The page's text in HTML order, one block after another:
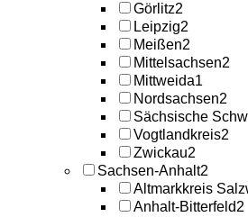
Görlitz2
Leipzig2
Meißen2
Mittelsachsen2
Mittweida1
Nordsachsen2
Sächsische
Vogtlandkreis2
Zwickau2
Sachsen-Anhalt2
Altmarkkreis
Anhalt-Bitterfeld2